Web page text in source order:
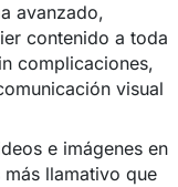
avanzado,
contenido a toda
complicaciones,
visual
e imágenes en
llamativo que